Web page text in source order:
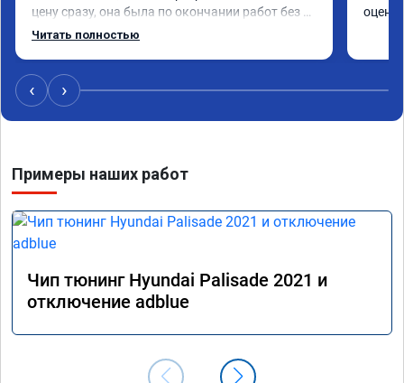
цену сразу, она была по окончании работ без
изменений. Александр профи своего дела,
и процветания сервису!!!
Читать полностью
‹ ›
Примеры наших работ
Чип тюнинг Hyundai Palisade 2021 и
отключение adblue